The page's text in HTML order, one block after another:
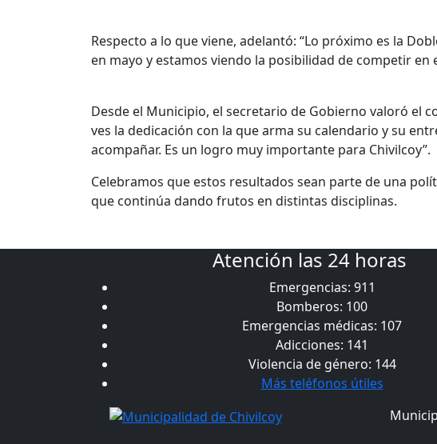
Respecto a lo que viene, adelantó: “Lo próximo es la
en mayo y estamos viendo la posibilidad de competir en
Desde el Municipio, el secretario de Gobierno valoró el
ves la dedicación con la que arma su calendario y su
acompañar. Es un logro muy importante para Chivilcoy”.
Celebramos que estos resultados sean parte de una
que continúa dando frutos en distintas disciplinas.
Atención las 24 horas
Emergencias: 911
Bomberos: 100
Emergencias médicas: 107
Adicciones: 141
Violencia de género: 144
Más teléfonos útiles